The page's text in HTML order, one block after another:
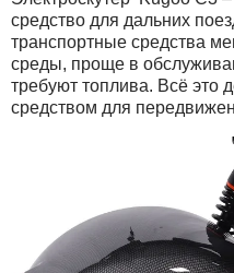
средство для дальних
транспортные средства
среды, проще в
требуют топлива. Всё это
средством для